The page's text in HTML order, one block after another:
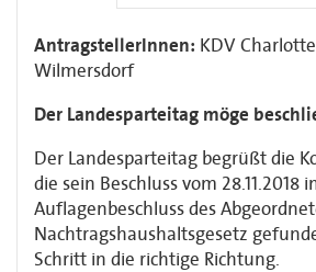
AntragstellerInnen: KDV
Wilmersdorf
Der Landesparteitag möge
Der Landesparteitag begrüßt die
die sein Beschluss vom 28.11.2018
Auflagenbeschluss des
Nachtragshaushaltsgesetz
Schritt in die richtige Richtung.